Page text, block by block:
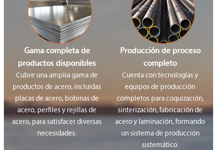
Gama completa de
productos disponibles
Cubre una amplia gama de
productos de acero, incluidas
placas de acero, bobinas de
acero, perfiles y rejillas de
acero, para satisfacer diversas
necesidades.
Producción de proceso
completo
Cuenta con tecnologías y
equipos de producción
completos para coquización,
sinterización, fabricación de
acero y laminación, formando
un sistema de producción
sistemático.